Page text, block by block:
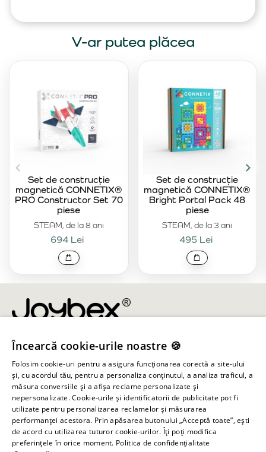
V-ar putea plăcea
STEAM, de la 8 ani
Set de construcție
magnetică CONNETIX®
PRO Constructor Set 70
piese
694 Lei
STEAM, de la 3 ani
Set de construcție
magnetică CONNETIX®
Bright Portal Pack 48
piese
495 Lei
info@joybex.ro
Linkuri utile
Cont
Informații despre magazin
Încearcă cookie-urile noastre 🍪
Folosim cookie-uri pentru a asigura funcționarea corectă a site-ului
și, cu acordul tău, pentru a personaliza conținutul, a analiza traficul, a
măsura conversiile și a afișa reclame personalizate și
nepersonalizate. Cookie-urile și identificatorii de publicitate pot fi
utilizate pentru personalizarea reclamelor și măsurarea
performanței acestora. Prin apăsarea butonului „Acceptă toate”, ești
de acord cu utilizarea tuturor cookie-urilor. Îți poți modifica
preferințele în orice moment. Politica de confidențialitate